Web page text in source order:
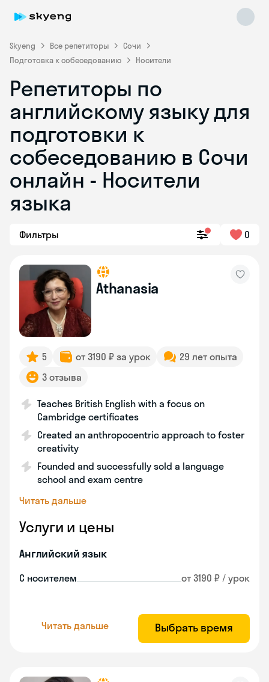
Skyeng Все репетиторы
Сочи
Подготовка к собеседованию
Носители
Репетиторы по
английскому языку для
подготовки к
собеседованию в Сочи
онлайн - Носители
языка
Фильтры 0
Athanasia
5 от 3190 ₽ за урок
29 лет опыта
3 отзыва
Teaches British English with a focus on
Cambridge certificates
Created an anthropocentric approach to foster
creativity
Founded and successfully sold a language
school and exam centre
Читать дальше
Услуги и цены
Английский язык
С носителем от 3190 ₽ / урок
Читать дальше Выбрать время
Skyeng Chat